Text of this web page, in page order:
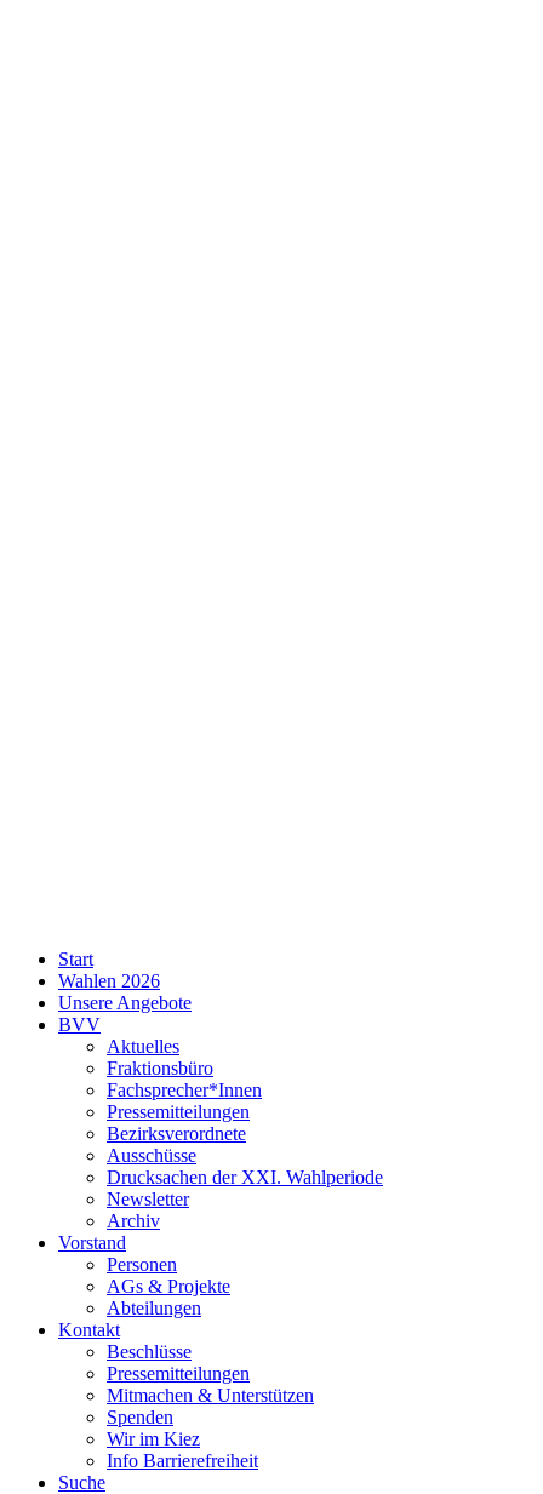
Neukölln
Start
Wahlen 2026
Unsere Angebote
BVV
Aktuelles
Fraktionsbüro
Fachsprecher*Innen
Pressemitteilungen
Bezirksverordnete
Ausschüsse
Drucksachen der XXI. Wahlperiode
Newsletter
Archiv
Vorstand
Personen
AGs & Projekte
Abteilungen
Kontakt
Beschlüsse
Pressemitteilungen
Mitmachen & Unterstützen
Spenden
Wir im Kiez
Info Barrierefreiheit
Suche